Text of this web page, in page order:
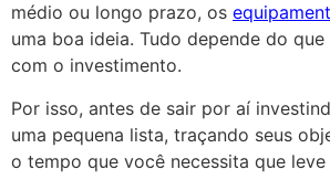
médio ou longo prazo, os
uma boa ideia. Tudo depende do
com o investimento.
Por isso, antes de sair por aí
uma pequena lista, traçando seus
o tempo que você necessita que